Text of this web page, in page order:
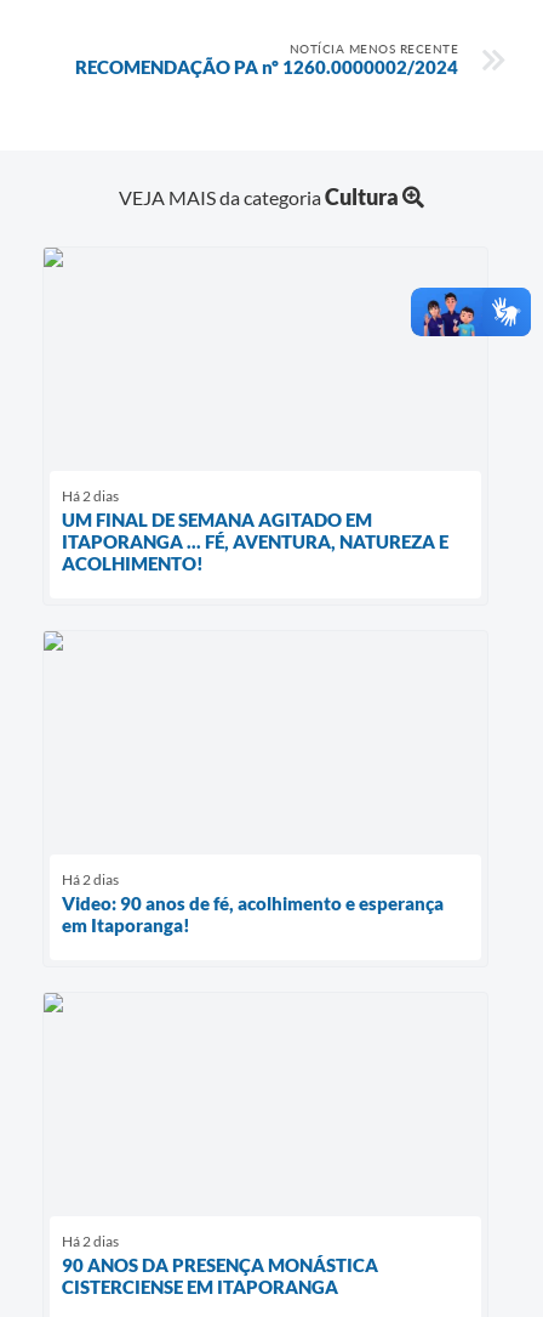
NOTÍCIA MENOS RECENTE
RECOMENDAÇÃO PA nº 1260.0000002/2024
VEJA MAIS da categoriaCultura
Há 2 dias
UM FINAL DE SEMANA AGITADO EM
ITAPORANGA ... FÉ, AVENTURA, NATUREZA E
ACOLHIMENTO!
Há 2 dias
Video: 90 anos de fé, acolhimento e esperança
em Itaporanga!
Há 2 dias
90 ANOS DA PRESENÇA MONÁSTICA
CISTERCIENSE EM ITAPORANGA